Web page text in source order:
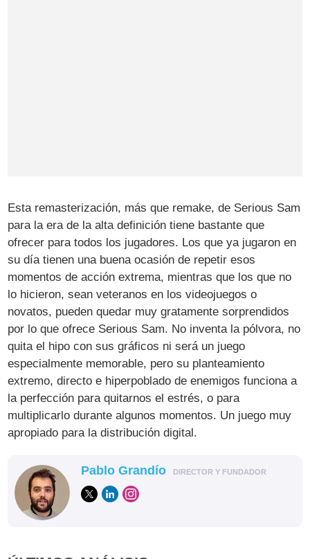
Esta remasterización, más que remake, de Serious Sam
para la era de la alta definición tiene bastante que
ofrecer para todos los jugadores. Los que ya jugaron en
su día tienen una buena ocasión de repetir esos
momentos de acción extrema, mientras que los que no
lo hicieron, sean veteranos en los videojuegos o
novatos, pueden quedar muy gratamente sorprendidos
por lo que ofrece Serious Sam. No inventa la pólvora, no
quita el hipo con sus gráficos ni será un juego
especialmente memorable, pero su planteamiento
extremo, directo e hiperpoblado de enemigos funciona a
la perfección para quitarnos el estrés, o para
multiplicarlo durante algunos momentos. Un juego muy
apropiado para la distribución digital.
Pablo Grandío DIRECTOR Y FUNDADOR